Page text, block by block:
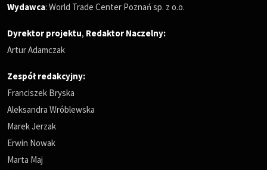
Wydawca: World Trade Center Poznań sp. z o.o.
Dyrektor projektu, Redaktor Naczelny:
Artur Adamczak
Zespół redakcyjny:
Franciszek Bryska
Aleksandra Wróblewska
Marek Jerzak
Erwin Nowak
Marta Maj